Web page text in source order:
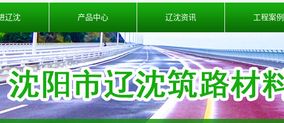
辽沈
简介
我们
产品中心
彩色沥青混凝土
沥青冷补料
彩色沥青喷涂
乳化沥青
辽沈资讯
行业新闻
技术知识
工程案例
施工视频